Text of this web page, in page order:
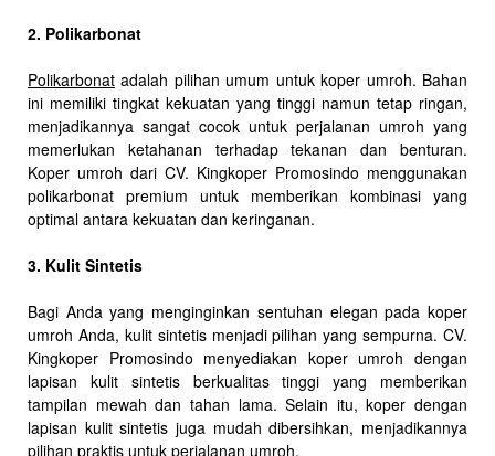
2. Polikarbonat
Polikarbonat adalah pilihan umum untuk koper umroh. Bahan
ini memiliki tingkat kekuatan yang tinggi namun tetap ringan,
menjadikannya sangat cocok untuk perjalanan umroh yang
memerlukan ketahanan terhadap tekanan dan benturan.
Koper umroh dari CV. Kingkoper Promosindo menggunakan
polikarbonat premium untuk memberikan kombinasi yang
optimal antara kekuatan dan keringanan.
3. Kulit Sintetis
Bagi Anda yang menginginkan sentuhan elegan pada koper
umroh Anda, kulit sintetis menjadi pilihan yang sempurna. CV.
Kingkoper Promosindo menyediakan koper umroh dengan
lapisan kulit sintetis berkualitas tinggi yang memberikan
tampilan mewah dan tahan lama. Selain itu, koper dengan
lapisan kulit sintetis juga mudah dibersihkan, menjadikannya
pilihan praktis untuk perjalanan umroh.